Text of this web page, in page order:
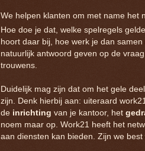
We helpen klanten om met name het
Hoe doe je dat, welke spelregels
hoort daar bij, hoe werk je dan
natuurlijk antwoord geven op de
trouwens.
Duidelijk mag zijn dat om het gele
zijn. Denk hierbij aan: uiteraard
de inrichting van je kantoor, het
noem maar op. Work21 heeft het
aan diensten kan bieden. Zijn we best